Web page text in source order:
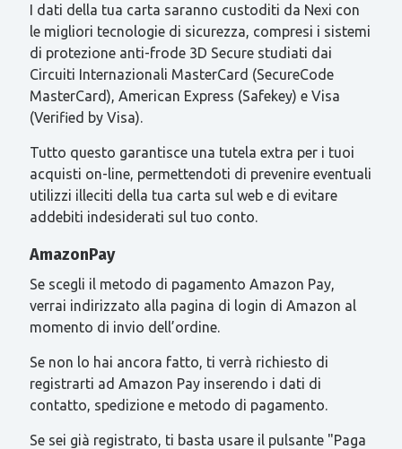
I dati della tua carta saranno custoditi da Nexi con
le migliori tecnologie di sicurezza, compresi i sistemi
di protezione anti-frode 3D Secure studiati dai
Circuiti Internazionali MasterCard (SecureCode
MasterCard), American Express (Safekey) e Visa
(Verified by Visa).
Tutto questo garantisce una tutela extra per i tuoi
acquisti on-line, permettendoti di prevenire eventuali
utilizzi illeciti della tua carta sul web e di evitare
addebiti indesiderati sul tuo conto.
AmazonPay
Se scegli il metodo di pagamento Amazon Pay,
verrai indirizzato alla pagina di login di Amazon al
momento di invio dell’ordine.
Se non lo hai ancora fatto, ti verrà richiesto di
registrarti ad Amazon Pay inserendo i dati di
contatto, spedizione e metodo di pagamento.
Se sei già registrato, ti basta usare il pulsante "Paga